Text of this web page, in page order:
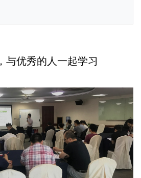
，与优秀的人一起学习
清晖杭州ACP
培训现场